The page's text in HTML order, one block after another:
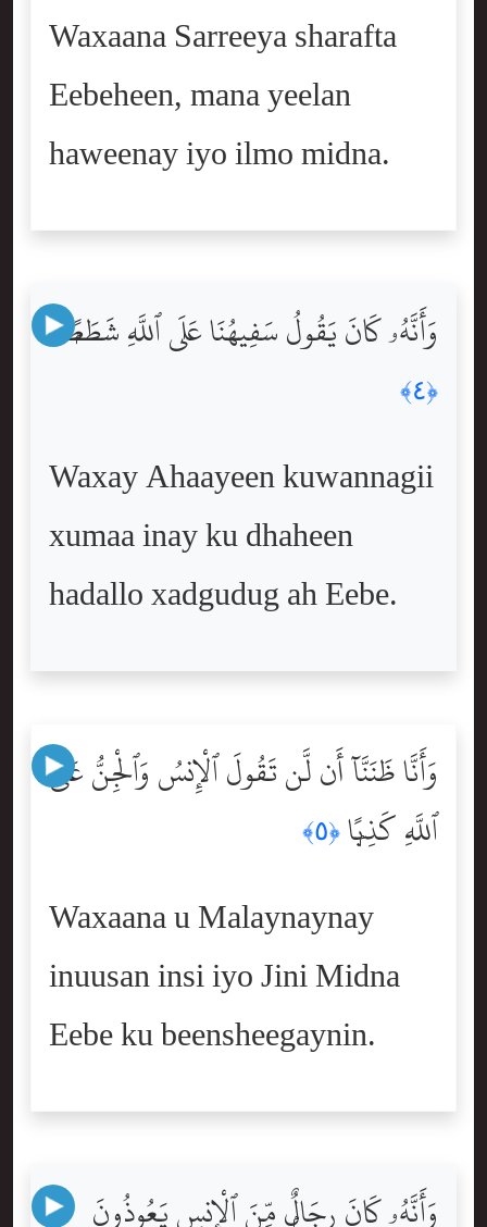
Waxaana Sarreeya sharafta
Eebeheen, mana yeelan
haweenay iyo ilmo midna.
وَأَنَّهُۥ كَانَ يَقُولُ سَفِيهُنَا عَلَى ٱللَّهِ شَطَطًۭا
﴿٤﴾
Waxay Ahaayeen kuwannagii
xumaa inay ku dhaheen
hadallo xadgudug ah Eebe.
وَأَنَّا ظَنَنَّآ أَن لَّن تَقُولَ ٱلْإِنسُ وَٱلْجِنُّ عَلَى
ٱللَّهِ كَذِبًۭا ﴿٥﴾
Waxaana u Malaynaynay
inuusan insi iyo Jini Midna
Eebe ku beensheegaynin.
وَأَنَّهُۥ كَانَ رِجَالٌۭ مِّنَ ٱلْإِنسِ يَعُوذُونَ